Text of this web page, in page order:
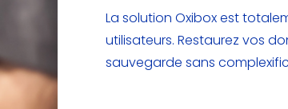
La solution Oxibox est
utilisateurs. Restaurez vos
sauvegarde sans